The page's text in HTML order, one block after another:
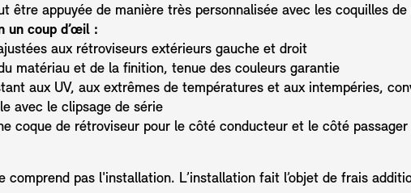
être appuyée de manière très personnalisée avec les coquilles
un coup d’œil :
aux rétroviseurs extérieurs gauche et droit
matériau et de la finition, tenue des couleurs garantie
aux UV, aux extrêmes de températures et aux intempéries,
avec le clipsage de série
coque de rétroviseur pour le côté conducteur et le côté passager
comprend pas l'installation. L’installation fait l’objet de frais